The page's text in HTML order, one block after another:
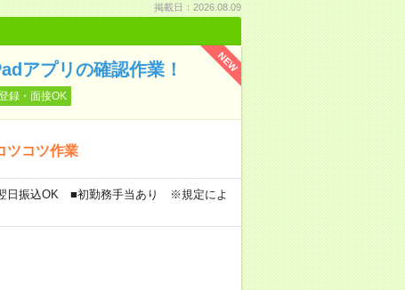
掲載日：2026.08.09
NEW
アプリの確認作業！
録・面接OK
ツコツ作業
日振込OK ■初勤務手当あり ※規定によ